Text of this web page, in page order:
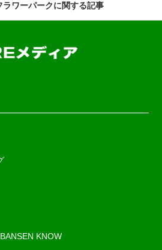
ラワーパークに関する記事
KNOW